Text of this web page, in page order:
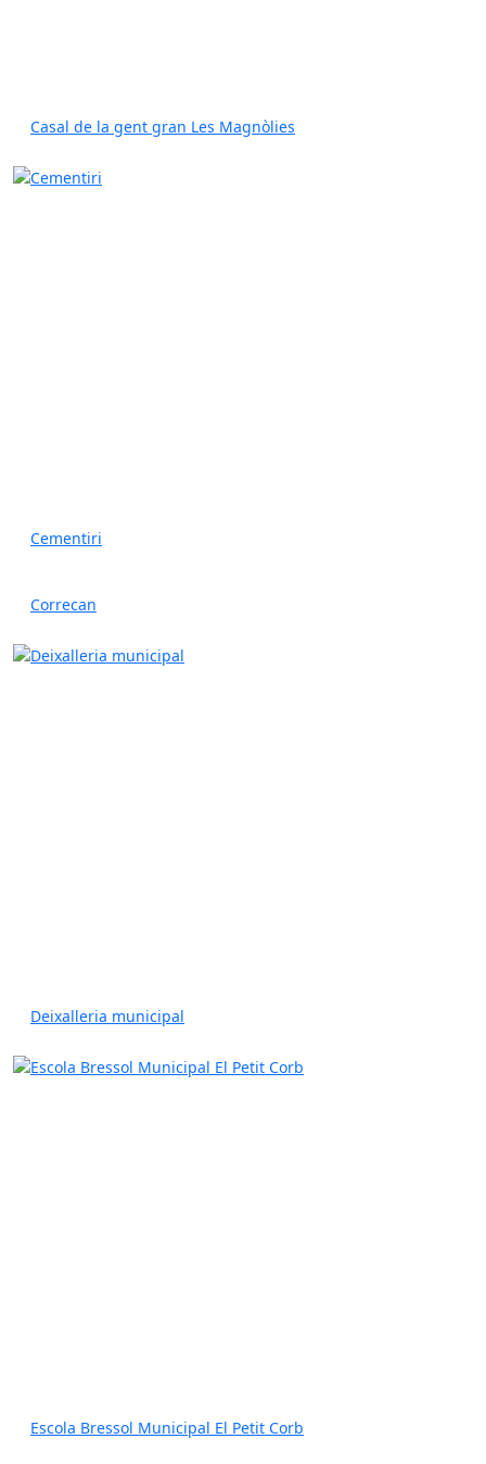
Casal de la gent gran Les Magnòlies
Cementiri
Correcan
Deixalleria municipal
Escola Bressol Municipal El Petit Corb